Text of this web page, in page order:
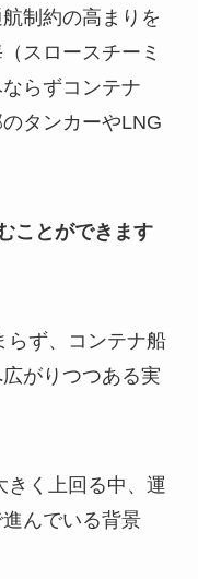
制約の高まりを
スロースチーミ
らずコンテナ
タンカーやLNG
ことができます
ず、コンテナ船
がりつつある実
く上回る中、運
んでいる背景